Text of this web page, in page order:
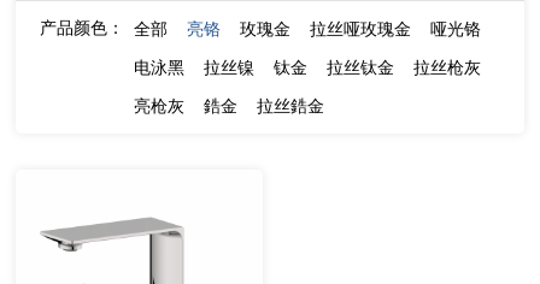
产品颜色： 全部 亮铬 玫瑰金 拉丝哑玫瑰金
哑光铬
电泳黑
拉丝镍 钛金 拉丝钛金
拉丝枪灰
亮枪灰
鋯金 拉丝鋯金